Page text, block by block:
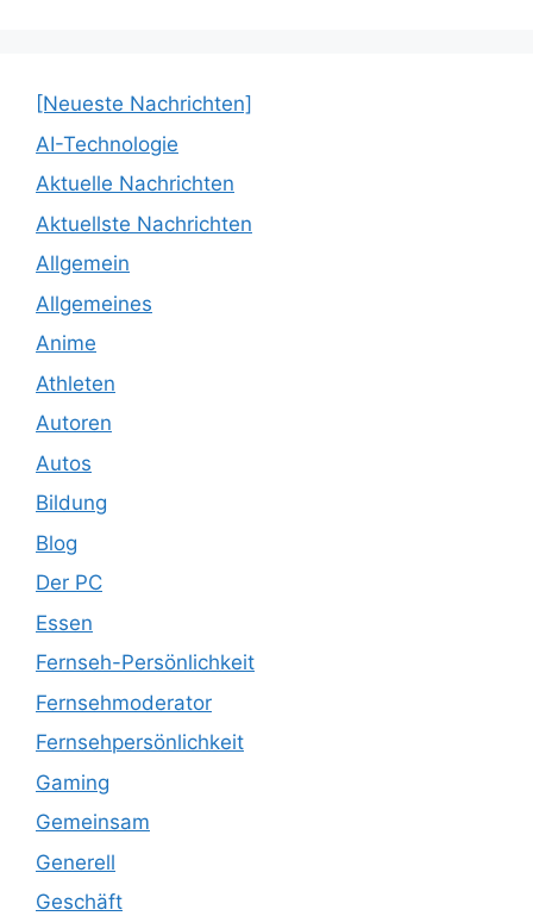
[Neueste Nachrichten]
AI-Technologie
Aktuelle Nachrichten
Aktuellste Nachrichten
Allgemein
Allgemeines
Anime
Athleten
Autoren
Autos
Bildung
Blog
Der PC
Essen
Fernseh-Persönlichkeit
Fernsehmoderator
Fernsehpersönlichkeit
Gaming
Gemeinsam
Generell
Geschäft